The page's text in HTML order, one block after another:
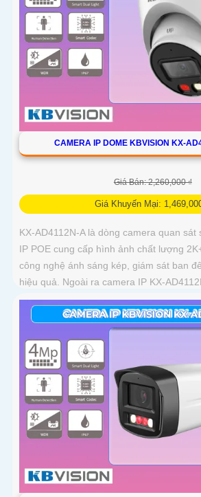
CAMERA IP DOME KBVISION KX-
Giá Bán: 2,260,000 ₫
Giá Khuyến Mại:
KX-AD4112N-A là dòng camera quan
IP POE cung cấp hình ảnh chất lượng
công nghệ ánh sáng kép, giám sát ban
hiệu quả. Ngoài ra camera IP KX-
cao khả năng bảo vệ an ninh với trang bị
người chính xác